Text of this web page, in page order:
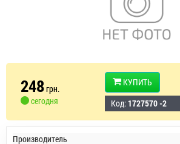
248грн.
сегодня
КУПИТЬ
Код: 1727570 -2
Производитель